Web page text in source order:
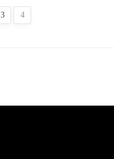
3 4